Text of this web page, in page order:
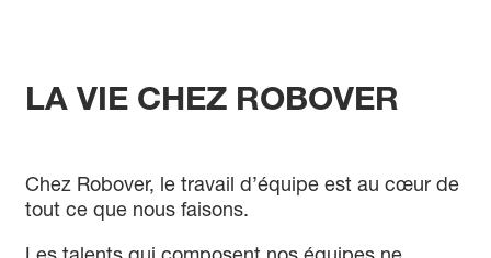
Assistant(e) contremaître
DOCUMENTATION
Documents d’information
Liens utiles
LA VIE CHEZ ROBOVER
Chez Robover, le travail d’équipe est au cœur de
tout ce que nous faisons.